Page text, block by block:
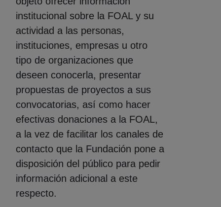
institucional sobre la FOAL y su
actividad a las personas,
instituciones, empresas u otro
tipo de organizaciones que
deseen conocerla, presentar
propuestas de proyectos a sus
convocatorias, así como hacer
efectivas donaciones a la FOAL,
a la vez de facilitar los canales de
contacto que la Fundación pone a
disposición del público para pedir
información adicional a este
respecto.